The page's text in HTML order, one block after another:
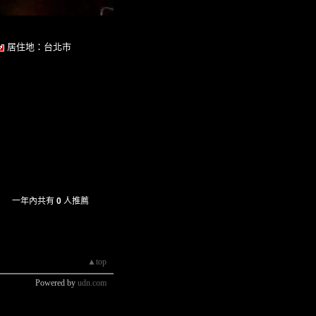
居住地：台北市
一年內共有 0 人推薦
▲top
Powered by udn.com